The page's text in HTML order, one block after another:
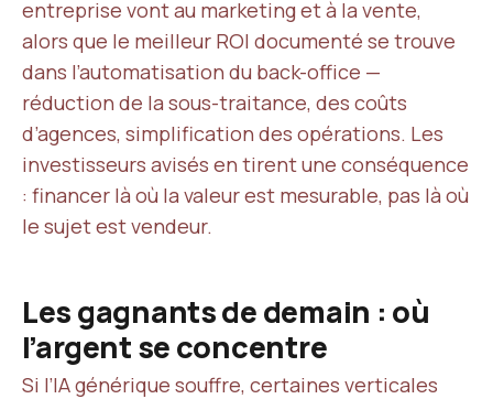
entreprise vont au marketing et à la vente,
alors que le meilleur ROI documenté se trouve
dans l’automatisation du back-office —
réduction de la sous-traitance, des coûts
d’agences, simplification des opérations. Les
investisseurs avisés en tirent une conséquence
: financer là où la valeur est mesurable, pas là où
le sujet est vendeur.
Les gagnants de demain : où
l’argent se concentre
Si l’IA générique souffre, certaines verticales